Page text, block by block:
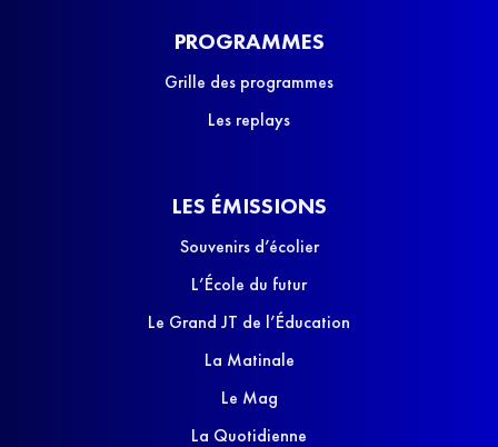
PROGRAMMES
Grille des programmes
Les replays
LES ÉMISSIONS
Souvenirs d’écolier
L’École du futur
Le Grand JT de l’Éducation
La Matinale
Le Mag
La Quotidienne